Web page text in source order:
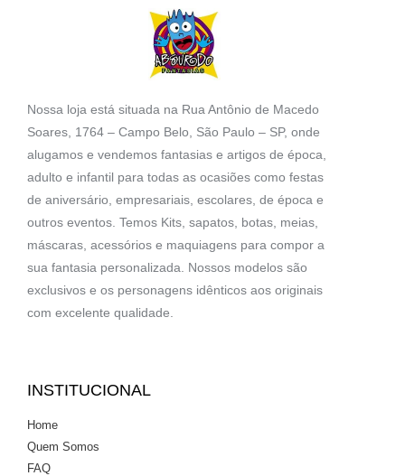
Nossa loja está situada na Rua Antônio de Macedo
Soares, 1764 – Campo Belo, São Paulo – SP, onde
alugamos e vendemos fantasias e artigos de época,
adulto e infantil para todas as ocasiões como festas
de aniversário, empresariais, escolares, de época e
outros eventos. Temos Kits, sapatos, botas, meias,
máscaras, acessórios e maquiagens para compor a
sua fantasia personalizada. Nossos modelos são
exclusivos e os personagens idênticos aos originais
com excelente qualidade.
INSTITUCIONAL
Home
Quem Somos
FAQ